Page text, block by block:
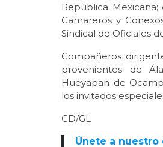
República
Camareros y
Sindical de Oficiales
Compañeros
provenientes de
Hueyapan de
los invitados
CD/GL
Únete a nuestro